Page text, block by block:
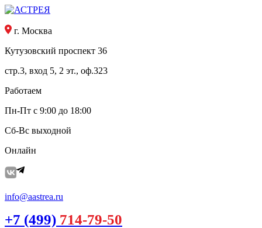
г. Москва
Кутузовский проспект 36
стр.3, вход 5, 2 эт., оф.323
Работаем
Пн-Пт с 9:00 до 18:00
Сб-Вс выходной
Онлайн
info@aastrea.ru
+7 (499) 714-79-50